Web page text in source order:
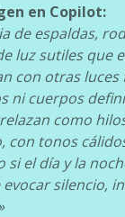
en Copilot:
de espaldas,
luz sutiles que
con otras
ni cuerpos
como
con tonos
si el día y la
silencio,